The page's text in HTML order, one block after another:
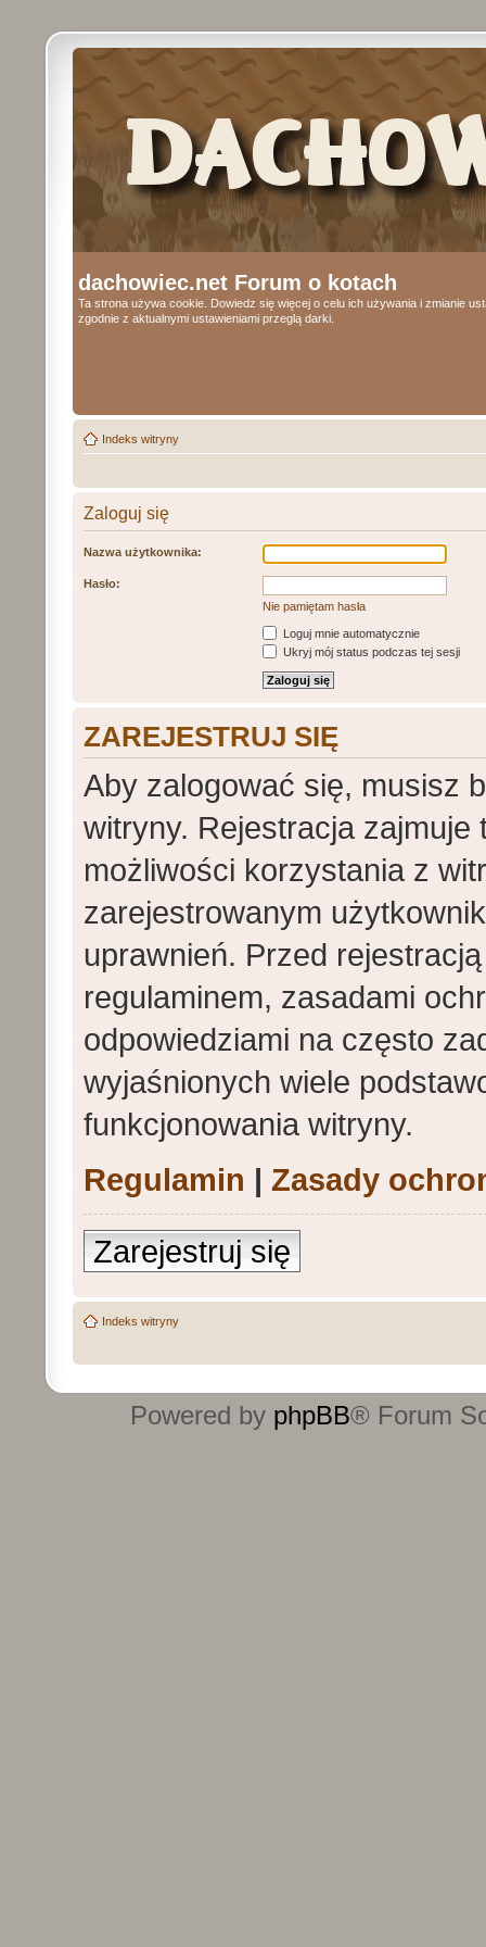
dachowiec.net Forum o kotach
Ta strona używa cookie. Dowiedz się więcej o celu ich używania i zmianie
zgodnie z aktualnymi ustawieniami przeglą darki.
Indeks witryny
Zaloguj się
Nazwa użytkownika:
Hasło:
Nie pamiętam hasła
Loguj mnie automatycznie
Ukryj mój status podczas tej sesji
ZAREJESTRUJ SIĘ
Aby zalogować się, musisz
witryny. Rejestracja
możliwości korzystania z
zarejestrowanym
uprawnień. Przed
regulaminem, zasadami
odpowiedziami na często
wyjaśnionych wiele
funkcjonowania witryny.
Regulamin | Zasady
Zarejestruj się
Indeks witryny
Powered by phpBB® Forum